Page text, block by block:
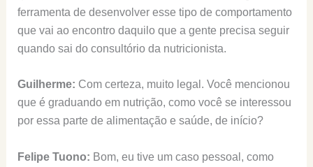
ferramenta de desenvolver esse tipo de comportamento
que vai ao encontro daquilo que a gente precisa seguir
quando sai do consultório da nutricionista.
Guilherme: Com certeza, muito legal. Você mencionou
que é graduando em nutrição, como você se interessou
por essa parte de alimentação e saúde, de início?
Felipe Tuono: Bom, eu tive um caso pessoal, como